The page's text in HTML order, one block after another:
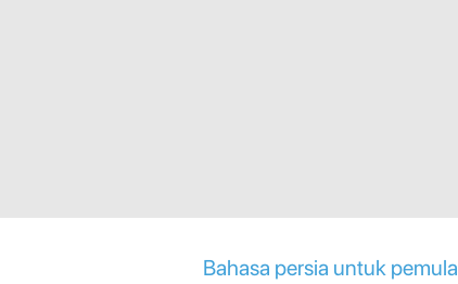
Bahasa persia untuk pemula